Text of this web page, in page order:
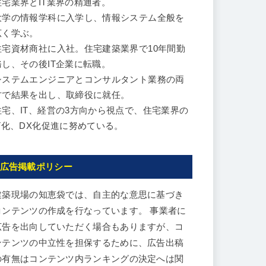
宅業界とIT業界の精通者。
学の情報学科に入学し、情報システム全般を
学ぶ。
宅資材商社に入社。住宅建築業界で10年間勤
し、その後IT企業に転職。
ステムエンジニアとコンサルタント業務の両
で結果を出し、取締役に就任。
宅、IT、経営の3方向から視点で、住宅業界の
、DX化促進に努めている。
広告掲載ポリシー
築現場の知恵袋では、自主的な意思に基づき
ンテンツの作成を行なっています。 事業者に
告を出向していただく場合もありますが、コ
テンツの中立性を担保するために、広告出稿
有無はコンテンツ内ランキングの決定へは関